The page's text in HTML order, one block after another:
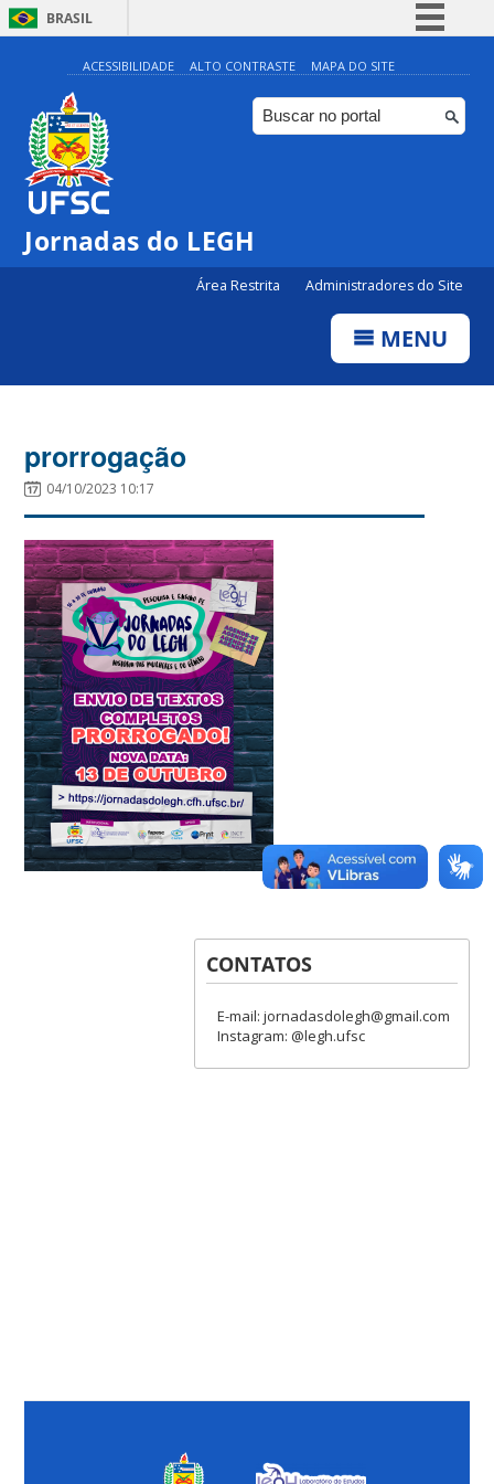
BRASIL
Simplifique!
Comunica BR
Participe
ACESSIBILIDADE ALTO CONTRASTE MAPA DO SITE
Jornadas do LEGH
Área Restrita Administradores do Site
MENU
prorrogação
04/10/2023 10:17
CONTATOS
E-mail: jornadasdolegh@gmail.com
Instagram: @legh.ufsc